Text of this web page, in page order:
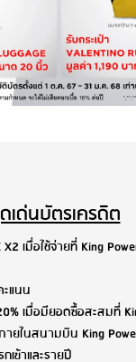
เด่นบัตรเครดิต
เมื่อใช้จ่ายที่ King
แนน
เมื่อมียอดซื้อสะสมที่
ยในสนามบิน King
เข้าและรายปี